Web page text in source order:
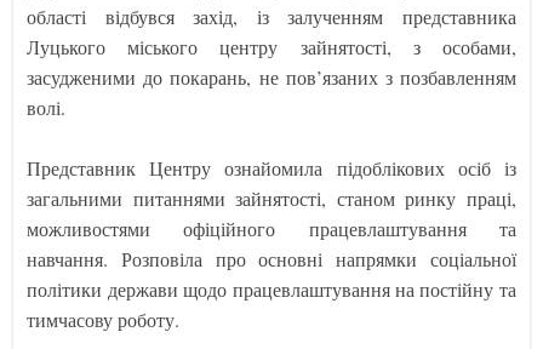
області відбувся захід, із залученням представника
Луцького міського центру зайнятості, з особами,
засудженими до покарань, не пов’язаних з позбавленням
волі.
Представник Центру ознайомила підоблікових осіб із
загальними питаннями зайнятості, станом ринку праці,
можливостями офіційного працевлаштування та
навчання. Розповіла про основні напрямки соціальної
політики держави щодо працевлаштування на постійну та
тимчасову роботу.